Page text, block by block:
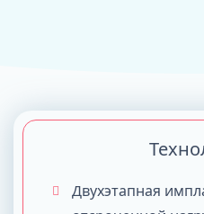
Двухэтапная